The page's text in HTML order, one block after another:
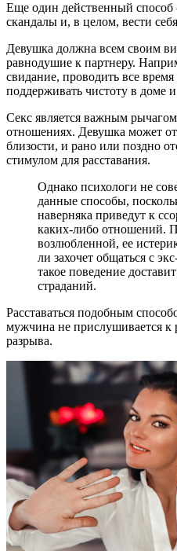
Еще один действенный способ
скандалы и, в целом, вести
Девушка должна всем своим
равнодушие к партнеру.
свидание, проводить все
поддерживать чистоту в доме
Секс является важным
отношениях. Девушка может
близости, и рано или поздно
стимулом для расставания.
Однако психологи не
данные способы,
наверняка приведут к
каких-либо отношений.
возлюбленной, ее
ли захочет общаться с
такое поведение
страданий.
Расставаться подобным
мужчина не прислушивается к
разрыва.